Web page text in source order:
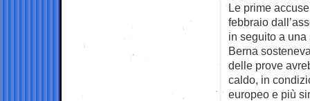
Le prime
febbraio
in seguito a
Berna
delle prove
caldo, in
europeo e più